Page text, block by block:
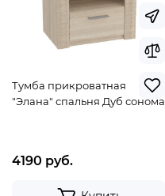
Тумба прикроватная
"Элана" спальня Дуб сонома
4190 руб.